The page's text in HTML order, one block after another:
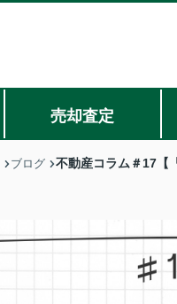
売却査定
ブログ 不動産コラム＃17【